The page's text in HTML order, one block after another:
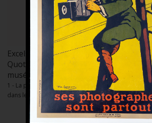
Excelsior Illustré
Quotidien / Collections
musée Nicéphore Niépce
1 - La photographie de presse
dans les années 1930